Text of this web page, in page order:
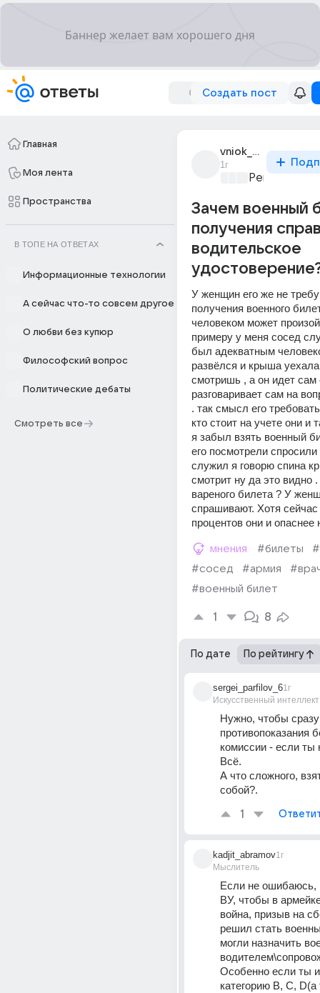
Создать пост
Главная
Моя лента
Пространства
В ТОПЕ НА ОТВЕТАХ
Информационные технологии
А сейчас что-то совсем другое
О любви без купюр
Философский вопрос
Политические дебаты
Смотреть все
vniok_66
1г
Ремонт и
Зачем военный
получения
водительское
У женщин его же не
получения военного
человеком может
примеру у меня сосед
был адекватным
развёлся и крыша уехала
смотришь , а он идет сам
разговаривает сам на
. так смысл его
кто стоит на учете они и
я забыл взять военный
его посмотрели
служил я говорю спина
смотрит ну да это видно
вареного билета ? У
спрашивают. Хотя сейчас
процентов они и опаснее
мнения #билеты
#сосед
#армия
#военный билет
1 8
По дате По рейтингу
sergei_parfilov_6
Искусственный интеллект
1г
Нужно, чтобы сразу
противопоказания
комиссии - если ты
Всё.
А что сложного,
собой?.
1
kadjit_abramov
Мыслитель
1г
Если не
ВУ, чтобы в
война, призыв на
решил стать
могли назначить
Особенно если ты
категорию B, C,